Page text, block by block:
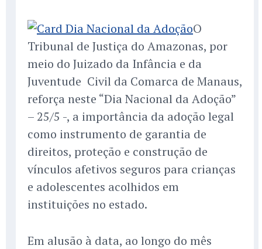
O
Tribunal de Justiça do Amazonas, por
meio do Juizado da Infância e da
Juventude Civil da Comarca de Manaus,
reforça neste “Dia Nacional da Adoção”
– 25/5 -, a importância da adoção legal
como instrumento de garantia de
direitos, proteção e construção de
vínculos afetivos seguros para crianças
e adolescentes acolhidos em
instituições no estado.
Em alusão à data, ao longo do mês